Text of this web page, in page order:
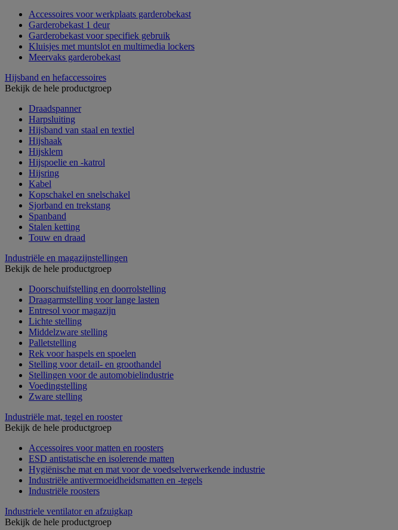
Accessoires voor werkplaats garderobekast
Garderobekast 1 deur
Garderobekast voor specifiek gebruik
Kluisjes met muntslot en multimedia lockers
Meervaks garderobekast
Hijsband en hefaccessoires
Bekijk de hele productgroep
Draadspanner
Harpsluiting
Hijsband van staal en textiel
Hijshaak
Hijsklem
Hijspoelie en -katrol
Hijsring
Kabel
Kopschakel en snelschakel
Sjorband en trekstang
Spanband
Stalen ketting
Touw en draad
Industriële en magazijnstellingen
Bekijk de hele productgroep
Doorschuifstelling en doorrolstelling
Draagarmstelling voor lange lasten
Entresol voor magazijn
Lichte stelling
Middelzware stelling
Palletstelling
Rek voor haspels en spoelen
Stelling voor detail- en groothandel
Stellingen voor de automobielindustrie
Voedingstelling
Zware stelling
Industriële mat, tegel en rooster
Bekijk de hele productgroep
Accessoires voor matten en roosters
ESD antistatische en isolerende matten
Hygiënische mat en mat voor de voedselverwerkende industrie
Industriële antivermoeidheidsmatten en -tegels
Industriële roosters
Industriele ventilator en afzuigkap
Bekijk de hele productgroep